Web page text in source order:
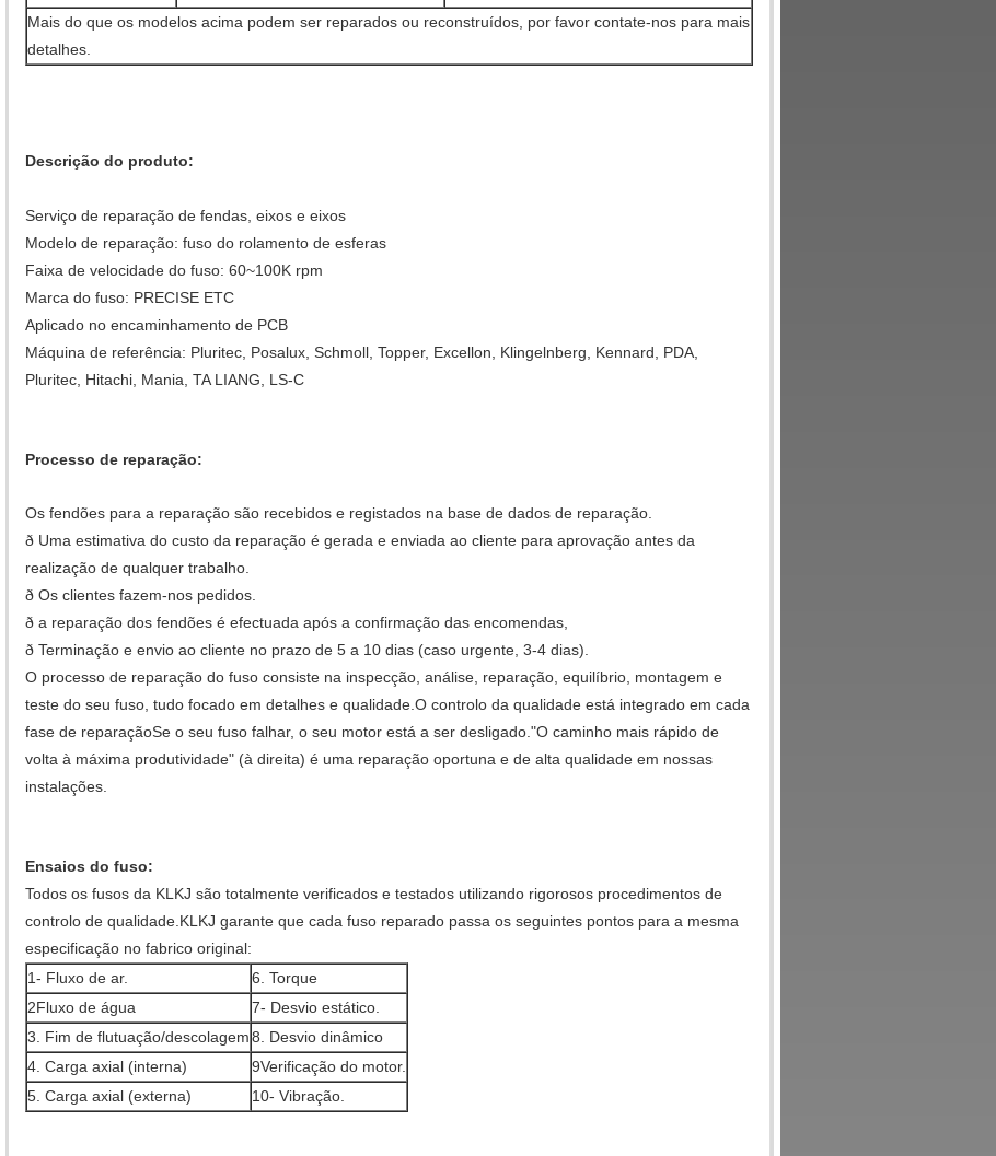
Mais do que os modelos acima podem ser reparados ou reconstruídos, por favor contate-nos para mais
detalhes.
Descrição do produto:
Serviço de reparação de fendas, eixos e eixos
Modelo de reparação: fuso do rolamento de esferas
Faixa de velocidade do fuso: 60~100K rpm
Marca do fuso: PRECISE ETC
Aplicado no encaminhamento de PCB
Máquina de referência: Pluritec, Posalux, Schmoll, Topper, Excellon, Klingelnberg, Kennard, PDA,
Pluritec, Hitachi, Mania, TA LIANG, LS-C
Processo de reparação:
Os fendões para a reparação são recebidos e registados na base de dados de reparação.
ð Uma estimativa do custo da reparação é gerada e enviada ao cliente para aprovação antes da
realização de qualquer trabalho.
ð Os clientes fazem-nos pedidos.
ð a reparação dos fendões é efectuada após a confirmação das encomendas,
ð Terminação e envio ao cliente no prazo de 5 a 10 dias (caso urgente, 3-4 dias).
O processo de reparação do fuso consiste na inspecção, análise, reparação, equilíbrio, montagem e
teste do seu fuso, tudo focado em detalhes e qualidade.O controlo da qualidade está integrado em cada
fase de reparaçãoSe o seu fuso falhar, o seu motor está a ser desligado."O caminho mais rápido de
volta à máxima produtividade" (à direita) é uma reparação oportuna e de alta qualidade em nossas
instalações.
Ensaios do fuso:
Todos os fusos da KLKJ são totalmente verificados e testados utilizando rigorosos procedimentos de
controlo de qualidade.KLKJ garante que cada fuso reparado passa os seguintes pontos para a mesma
especificação no fabrico original:
1- Fluxo de ar.
6. Torque
2Fluxo de água
7- Desvio estático.
3. Fim de flutuação/descolagem8. Desvio dinâmico
4. Carga axial (interna)
9Verificação do motor.
5. Carga axial (externa)
10- Vibração.